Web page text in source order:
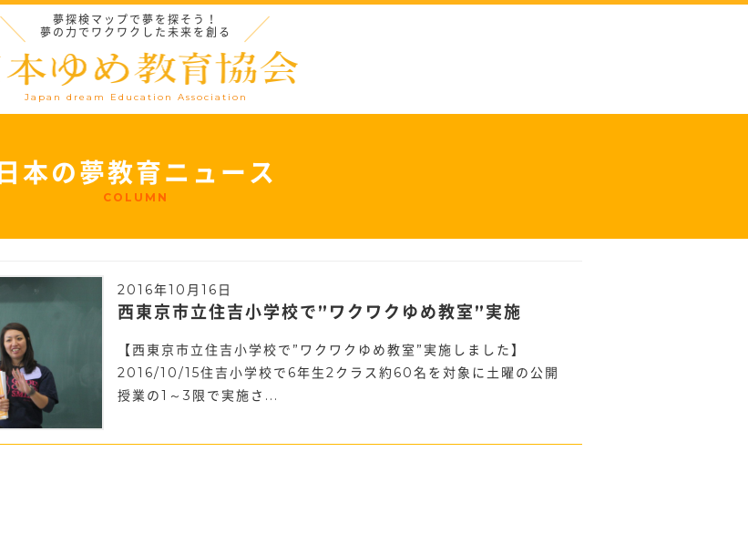
夢探検マップで夢を探そう！
夢の力でワクワクした未来を創る
Japan dream Education Association
日本の夢教育ニュース
COLUMN
2016年10月16日
西東京市立住吉小学校で”ワクワクゆめ教室”実施
【西東京市立住吉小学校で”ワクワクゆめ教室”実施しました】
2016/10/15住吉小学校で6年生2クラス約60名を対象に土曜の公開
授業の1～3限で実施さ...